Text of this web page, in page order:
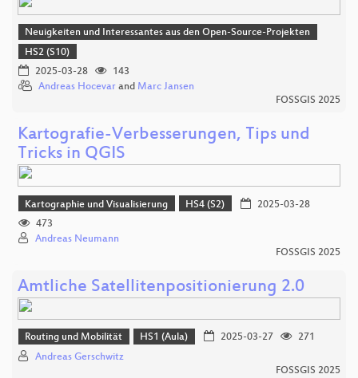
Neuigkeiten und Interessantes aus den Open-Source-Projekten
HS2 (S10)
2025-03-28
143
Andreas Hocevar and Marc Jansen
FOSSGIS 2025
Kartografie-Verbesserungen, Tips und
Tricks in QGIS
Kartographie und Visualisierung HS4 (S2)
2025-03-28
473
Andreas Neumann
FOSSGIS 2025
Amtliche Satellitenpositionierung 2.0
Routing und Mobilität HS1 (Aula) 2025-03-27
271
Andreas Gerschwitz
FOSSGIS 2025